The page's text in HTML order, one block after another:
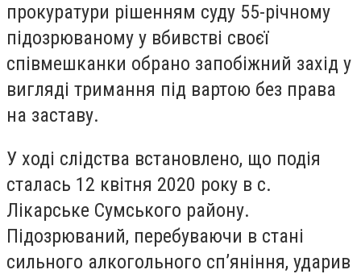
прокуратури рішенням суду 55-річному
підозрюваному у вбивстві своєї
співмешканки обрано запобіжний захід у
вигляді тримання під вартою без права
на заставу.
У ході слідства встановлено, що подія
сталась 12 квітня 2020 року в с.
Лікарське Сумського району.
Підозрюваний, перебуваючи в стані
сильного алкогольного сп’яніння, ударив